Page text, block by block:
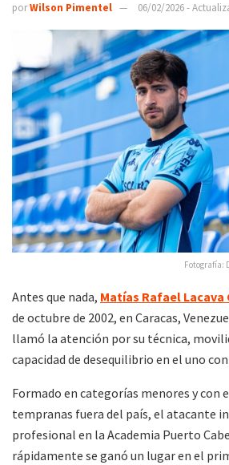
porWilson Pimentel 06/02/2026 -
Fotografía:
Antes que nada, Matías Rafael Lacava
de octubre de 2002, en Caracas,
llamó la atención por su técnica,
capacidad de desequilibrio en el uno
Formado en categorías menores y con
tempranas fuera del país, el atacante
profesional en la Academia Puerto
rápidamente se ganó un lugar en el